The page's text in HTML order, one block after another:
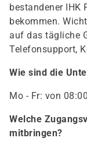
bestandener IHK
bekommen.
auf das tägliche
Telefonsupport,
Wie sind die
Mo - Fr: von
Welche
mitbringen?